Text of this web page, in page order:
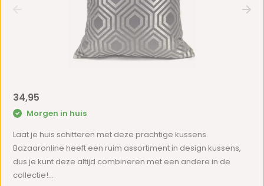
34,95
Morgen in huis
Laat je huis schitteren met deze prachtige kussens.
Bazaaronline heeft een ruim assortiment in design kussens,
dus je kunt deze altijd combineren met een andere in de
collectie!...